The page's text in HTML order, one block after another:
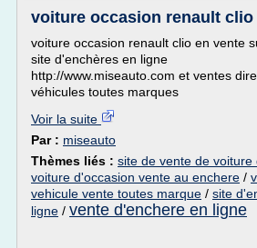
voiture occasion renault clio
voiture occasion renault clio en vente
site d'enchères en ligne
http://www.miseauto.com et ventes
véhicules toutes marques
Voir la suite
Par : miseauto
Thèmes liés : site de vente de
voiture d'occasion vente au enchere /
vehicule vente toutes marque / site
ligne / vente d'enchere en ligne